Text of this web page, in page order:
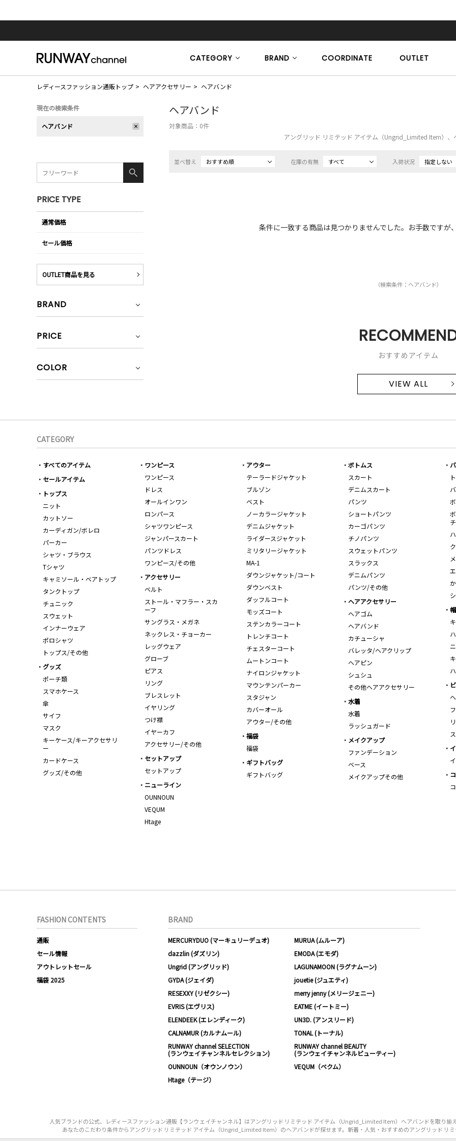
CATEGORY BRAND COORDINATE OUTLET
レディースファッション通販トップ ヘアアクセサリー ヘアバンド
ヘアバンド
対象商品： 0件
アングリッド リミテッド アイテム（Ungrid_Limited Item）
並べ替え おすすめ順 在庫の有無 すべて 入荷状況 指定しない
条件に一致する商品は見つかりませんでした。お手数ですが
（検索条件：ヘアバンド）
おすすめアイテム
VIEW ALL
現在の検索条件
ヘアバンド
PRICE TYPE
通常価格
セール価格
OUTLET商品を見る
BRAND
PRICE
COLOR
CATEGORY
すべてのアイテム
セールアイテム
トップス
ニット
カットソー
カーディガン/ボレロ
パーカー
シャツ・ブラウス
Tシャツ
キャミソール・ベアトップ
タンクトップ
チュニック
スウェット
インナーウェア
ポロシャツ
トップス/その他
ワンピース
ワンピース
ドレス
オールインワン
ロンパース
シャツワンピース
ジャンパースカート
パンツドレス
ワンピース/その他
アウター
テーラードジャケット
ブルゾン
ベスト
ノーカラージャケット
デニムジャケット
ライダースジャケット
ミリタリージャケット
MA-1
ダウンジャケット/コート
ダウンベスト
ダッフルコート
モッズコート
ステンカラーコート
トレンチコート
チェスターコート
ムートンコート
ナイロンジャケット
マウンテンパーカー
スタジャン
カバーオール
アウター/その他
ボトムス
スカート
デニムスカート
パンツ
ショートパンツ
カーゴパンツ
チノパンツ
スウェットパンツ
スラックス
デニムパンツ
パンツ/その他
チ
アクセサリー
ベルト
ストール・マフラー・スカ
ーフ
サングラス・メガネ
ネックレス・チョーカー
レッグウェア
グローブ
ピアス
リング
ブレスレット
イヤリング
つけ襟
イヤーカフ
アクセサリー/その他
ヘアアクセサリー
ヘアゴム
ヘアバンド
カチューシャ
バレッタ/ヘアクリップ
ヘアピン
シュシュ
その他ヘアアクセサリー
グッズ
ポーチ類
スマホケース
傘
サイフ
マスク
キーケース/キーアクセサリ
ー
カードケース
グッズ/その他
水着
水着
ラッシュガード
福袋
福袋
メイクアップ
ファンデーション
ベース
メイクアップその他
セットアップ
セットアップ
ギフトバッグ
ギフトバッグ
ニューライン
OUNNOUN
VEQUM
Htage
FASHION CONTENTS
通販
セール情報
アウトレットセール
福袋 2025
BRAND
MERCURYDUO (マーキュリーデュオ)
MURUA (ムルーア)
dazzlin (ダズリン)
EMODA (エモダ)
Ungrid (アングリッド)
LAGUNAMOON (ラグナムーン)
GYDA (ジェイダ)
jouetie (ジュエティ)
RESEXXY (リゼクシー)
merry jenny (メリージェニー)
EVRIS (エヴリス)
EATME (イートミー)
ELENDEEK (エレンディーク)
UN3D. (アンスリード)
CALNAMUR (カルナムール)
TONAL (トーナル)
RUNWAY channel SELECTION
(ランウェイチャンネルセレクション)
RUNWAY channel BEAUTY
(ランウェイチャンネルビューティー)
OUNNOUN（オウンノウン）
VEQUM（ベクム）
Htage（テージ）
人気ブランドの公式、レディースファッション通販【ランウェイチャンネル】はアングリッド リミテッド アイテム（Ungrid_Limited Item）ヘアバンドを取り
あなたのこだわり条件からアングリッド リミテッド アイテム（Ungrid_Limited Item）のヘアバンドが探せます。新着・人気・おすすめのアングリッド